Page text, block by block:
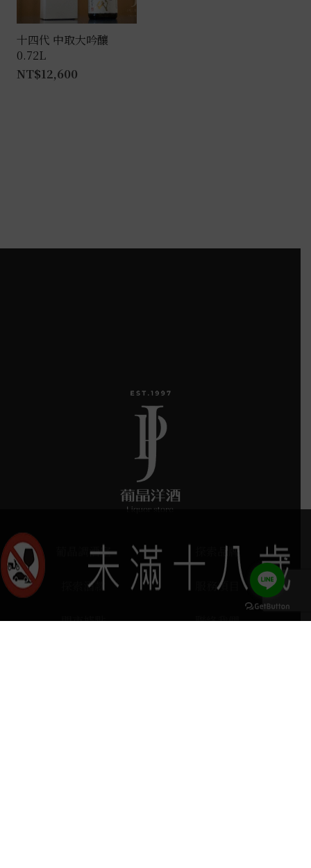
在
產
十四代 中取大吟釀
0.72L
NT$12,600
葡晶調酒室 探索品牌
探索酒款 服務項目
門市據點 聯絡我們